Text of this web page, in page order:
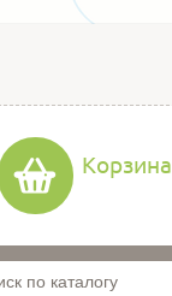
Корзина